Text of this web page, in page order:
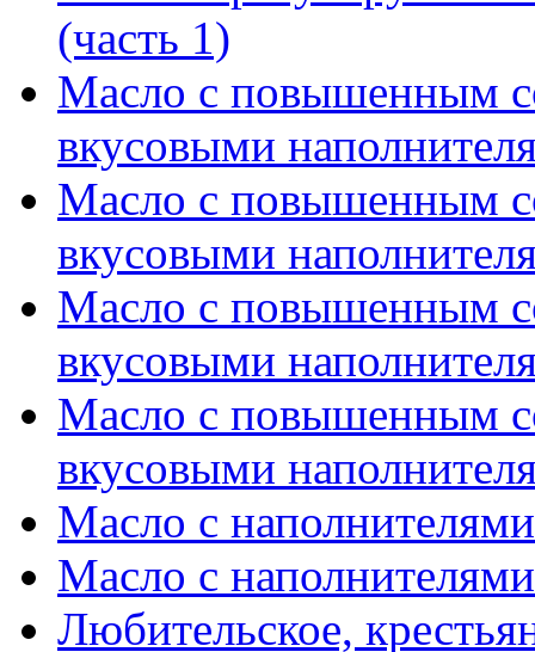
(часть 1)
Масло с повышенным
вкусовыми
Масло с повышенным
вкусовыми
Масло с повышенным
вкусовыми
Масло с повышенным
вкусовыми
Масло с
Масло с
Любительское,